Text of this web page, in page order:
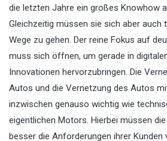
die letzten Jahre ein großes Knowhow
Gleichzeitig müssen sie sich aber auch
Wege zu gehen. Der reine Fokus auf
muss sich öffnen, um gerade in
Innovationen hervorzubringen. Die
Autos und die Vernetzung des Autos
inzwischen genauso wichtig wie
eigentlichen Motors. Hierbei müssen
besser die Anforderungen ihrer Kunden